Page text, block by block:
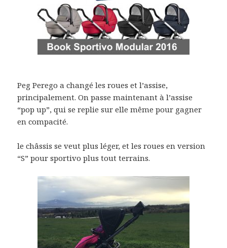
Peg Perego a changé les roues et l’assise,
principalement. On passe maintenant à l’assise
“pop up”, qui se replie sur elle même pour gagner
en compacité.
le châssis se veut plus léger, et les roues en version
“S” pour sportivo plus tout terrains.